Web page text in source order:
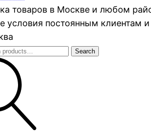
товаров в Москве и любом
условия постоянным клиентам
Search